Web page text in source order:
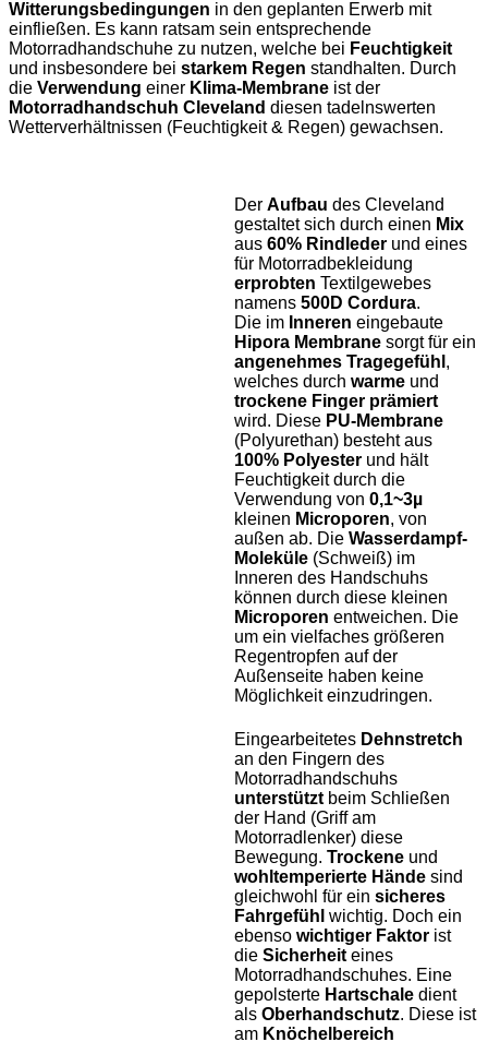
Witterungsbedingungen in den geplanten Erwerb mit
einfließen. Es kann ratsam sein entsprechende
Motorradhandschuhe zu nutzen, welche bei Feuchtigkeit
und insbesondere bei starkem Regen standhalten. Durch
die Verwendung einer Klima-Membrane ist der
Motorradhandschuh Cleveland diesen tadelnswerten
Wetterverhältnissen (Feuchtigkeit & Regen) gewachsen.
Der Aufbau des Cleveland
gestaltet sich durch einen Mix
aus 60% Rindleder und eines
für Motorradbekleidung
erprobten Textilgewebes
namens 500D Cordura.
Die im Inneren eingebaute
Hipora Membrane sorgt für ein
angenehmes Tragegefühl ,
welches durch warme und
trockene Finger prämiert
wird. Diese PU-Membrane
(Polyurethan) besteht aus
100% Polyester und hält
Feuchtigkeit durch die
Verwendung von 0,1~3µ
kleinen Microporen, von
außen ab. Die Wasserdampf-
Moleküle (Schweiß) im
Inneren des Handschuhs
können durch diese kleinen
Microporen entweichen. Die
um ein vielfaches größeren
Regentropfen auf der
Außenseite haben keine
Möglichkeit einzudringen.
Eingearbeitetes Dehnstretch
an den Fingern des
Motorradhandschuhs
unterstützt beim Schließen
der Hand (Griff am
Motorradlenker) diese
Bewegung. Trockene und
wohltemperierte Hände sind
gleichwohl für ein sicheres
Fahrgefühl wichtig. Doch ein
ebenso wichtiger Faktor ist
die Sicherheit eines
Motorradhandschuhes. Eine
gepolsterte Hartschale dient
als Oberhandschutz. Diese ist
am Knöchelbereich